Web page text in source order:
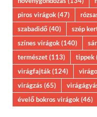
piros virágok(47)
szabadidő(40) szép
színes virágok(140)
természet(113) tippek
virágfajták(124)
virágzás(65)
évelő bokros virágok(46)